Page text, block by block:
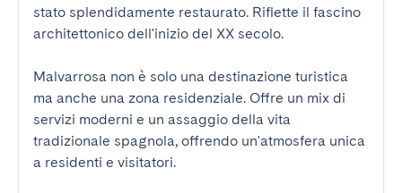
stato splendidamente restaurato. Riflette il fascino
architettonico dell'inizio del XX secolo.
Malvarrosa non è solo una destinazione turistica
ma anche una zona residenziale. Offre un mix di
servizi moderni e un assaggio della vita
tradizionale spagnola, offrendo un'atmosfera unica
a residenti e visitatori.